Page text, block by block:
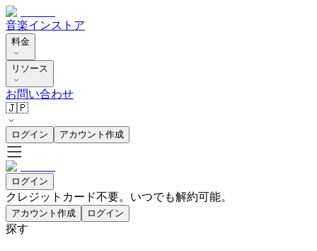
音楽インストア
料金
リソース
お問い合わせ
🇯🇵
ログイン アカウント作成
ログイン
クレジットカード不要。いつでも解約可能。
アカウント作成 ログイン
探す